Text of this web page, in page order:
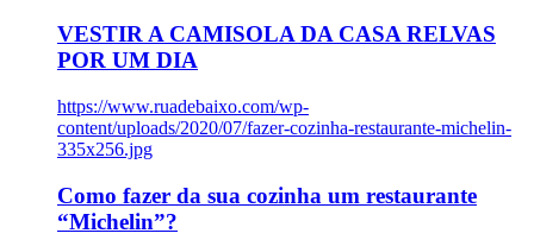
VESTIR A CAMISOLA DA CASA RELVAS
POR UM DIA
https://www.ruadebaixo.com/wp-
content/uploads/2020/07/fazer-cozinha-restaurante-michelin-
335x256.jpg
Como fazer da sua cozinha um restaurante
“Michelin”?